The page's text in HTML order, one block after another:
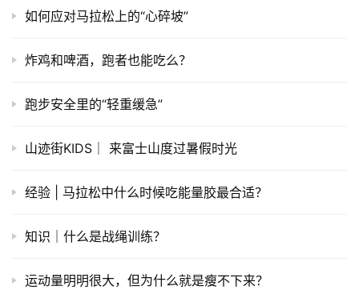
如何应对马拉松上的“心碎坡”
炸鸡和啤酒，跑者也能吃么？
跑步安全里的“轻重缓急”
山迹街KIDS｜ 来富士山度过暑假时光
经验 | 马拉松中什么时候吃能量胶最合适？
知识｜什么是战绳训练？
运动量明明很大，但为什么就是瘦不下来？